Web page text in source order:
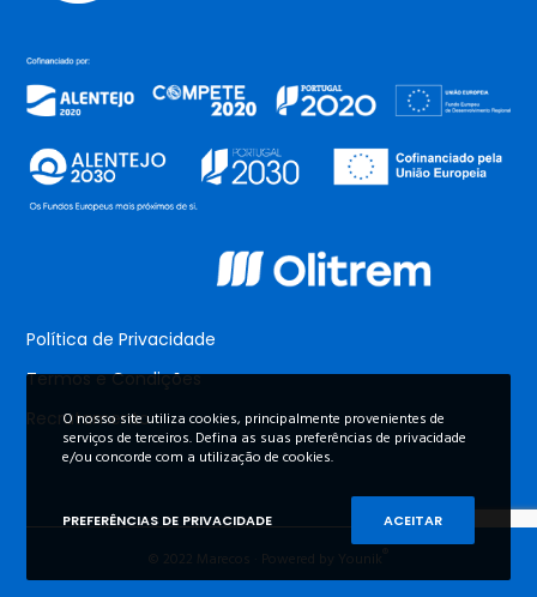
Política de Privacidade
Termos e Condições
Recrutamento
© 2022 Marecos · Powered by Younik
O nosso site utiliza cookies, principalmente provenientes de
serviços de terceiros. Defina as suas preferências de privacidade
e/ou concorde com a utilização de cookies.
PREFERÊNCIAS DE PRIVACIDADE ACEITAR